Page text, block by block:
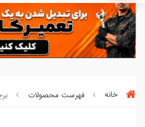
خانه فهرست محصولات